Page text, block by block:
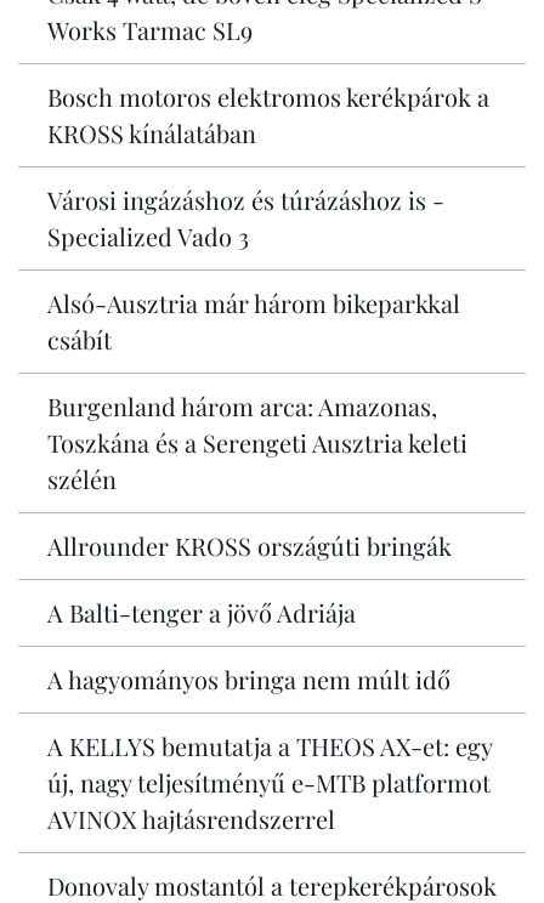
Works Tarmac SL9
Bosch motoros elektromos kerékpárok a
KROSS kínálatában
Városi ingázáshoz és túrázáshoz is -
Specialized Vado 3
Alsó-Ausztria már három bikeparkkal
csábít
Burgenland három arca: Amazonas,
Toszkána és a Serengeti Ausztria keleti
szélén
Allrounder KROSS országúti bringák
A Balti-tenger a jövő Adriája
A hagyományos bringa nem múlt idő
A KELLYS bemutatja a THEOS AX-et: egy
új, nagy teljesítményű e-MTB platformot
AVINOX hajtásrendszerrel
Donovaly mostantól a terepkerékpárosok